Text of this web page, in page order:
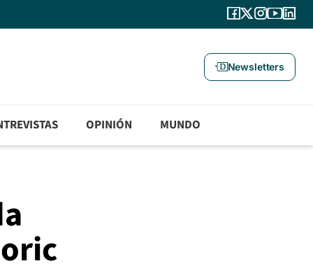
Newsletters
OPINIÓN MUNDO